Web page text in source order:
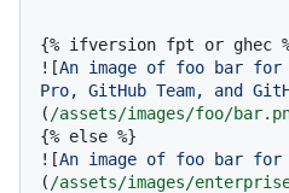
{% ifversion fpt or ghec
![An image of foo bar for
Pro, GitHub Team, and
( /assets/images/foo/
{% else %}
![An image of foo bar for
( /assets/images/